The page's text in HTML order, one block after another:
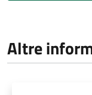
Altre